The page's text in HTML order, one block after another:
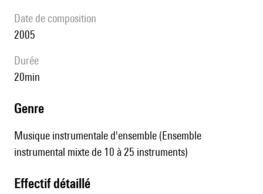
date de composition
2005
durée
20min
genre
Musique instrumentale d'ensemble (Ensemble
instrumental mixte de 10 à 25 instruments)
effectif détaillé